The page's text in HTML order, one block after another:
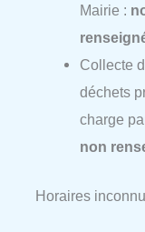
Mairie :
Collecte
déchets
charge
non
Horaires